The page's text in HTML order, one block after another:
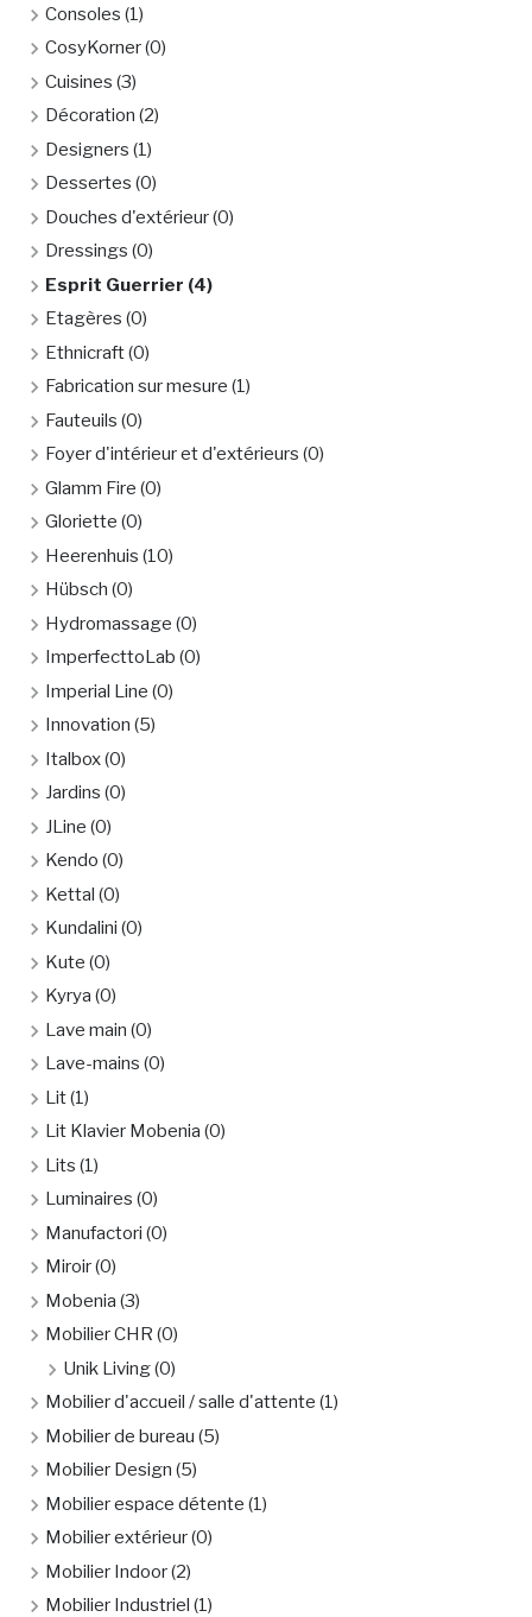
Consoles (1)
CosyKorner(0)
Cuisines (3)
Décoration (2)
Designers (1)
Dessertes (0)
Douches d'extérieur(0)
Dressings (0)
Esprit Guerrier (4)
Etagères (0)
Ethnicraft(0)
Fabrication sur mesure (1)
Fauteuils (0)
Foyer d'intérieur et d'extérieurs (0)
Glamm Fire (0)
Gloriette (0)
Heerenhuis (10)
Hübsch (0)
Hydromassage (0)
ImperfecttoLab (0)
Imperial Line (0)
Innovation (5)
Italbox(0)
Jardins (0)
JLine (0)
Kendo (0)
Kettal (0)
Kundalini (0)
Kute (0)
Kyrya (0)
Lave main (0)
Lave-mains (0)
Lit(1)
Lit Klavier Mobenia (0)
Lits (1)
Luminaires (0)
Manufactori (0)
Miroir(0)
Mobenia (3)
Mobilier CHR (0)
Unik Living(0)
Mobilier d'accueil / salle d'attente (1)
Mobilier de bureau (5)
Mobilier Design (5)
Mobilier espace détente (1)
Mobilier extérieur(0)
Mobilier Indoor(2)
Mobilier Industriel (1)